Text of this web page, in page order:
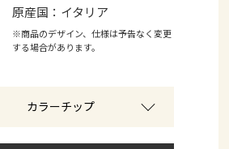
原産国：イタリア
※商品のデザイン、仕様は予告なく変更
する場合があります。
カラーチップ